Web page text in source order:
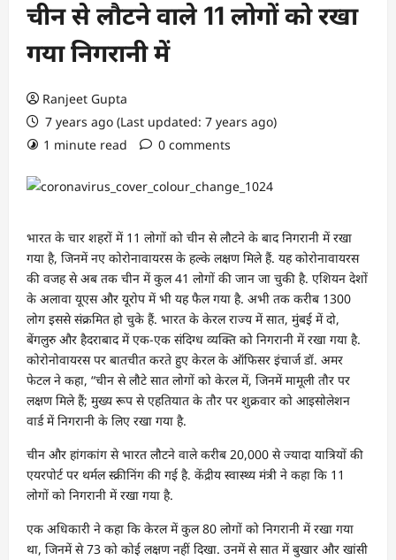
चीन से लौटने वाले 11 लोगों को रखा
गया निगरानी में
Ranjeet Gupta
7 years ago (Last updated: 7 years ago)
1 minute read
0 comments
भारत के चार शहरों में 11 लोगों को चीन से लौटने के बाद निगरानी में रखा
गया है, जिनमें नए कोरोनावायरस के हल्के लक्षण मिले हैं. यह कोरोनावायरस
की वजह से अब तक चीन में कुल 41 लोगों की जान जा चुकी है. एशियन देशों
के अलावा यूएस और यूरोप में भी यह फैल गया है. अभी तक करीब 1300
लोग इससे संक्रमित हो चुके हैं. भारत के केरल राज्य में सात, मुंबई में दो,
बेंगलुरु और हैदराबाद में एक-एक संदिग्ध व्यक्ति को निगरानी में रखा गया है.
कोरोनोवायरस पर बातचीत करते हुए केरल के ऑफिसर इंचार्ज डॉ. अमर
फेटल ने कहा, “चीन से लौटे सात लोगों को केरल में, जिनमें मामूली तौर पर
लक्षण मिले हैं; मुख्य रूप से एहतियात के तौर पर शुक्रवार को आइसोलेशन
वार्ड में निगरानी के लिए रखा गया है.
चीन और हांगकांग से भारत लौटने वाले करीब 20,000 से ज्यादा यात्रियों की
एयरपोर्ट पर थर्मल स्क्रीनिंग की गई है. केंद्रीय स्वास्थ्य मंत्री ने कहा कि 11
लोगों को निगरानी में रखा गया है.
एक अधिकारी ने कहा कि केरल में कुल 80 लोगों को निगरानी में रखा गया
था, जिनमें से 73 को कोई लक्षण नहीं दिखा. उनमें से सात में बुखार और खांसी